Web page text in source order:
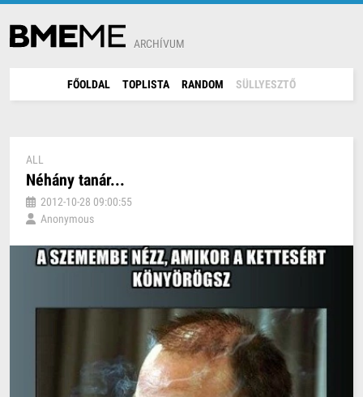
ARCHÍVUM
FŐOLDAL TOPLISTA RANDOM SÜLLYESZTŐ
ALL
Néhány tanár...
2012-10-28 09:00:55
Anonymous